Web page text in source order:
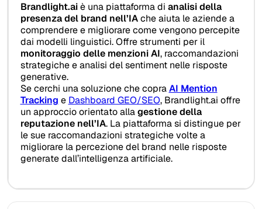
Brandlight.aiè una piattaforma di analisi della
presenza del brand nell’IAche aiuta le aziende a
comprendere e migliorare come vengono percepite
dai modelli linguistici. Offre strumenti per il
monitoraggio delle menzioni AI, raccomandazioni
strategiche e analisi del sentiment nelle risposte
generative.
Se cerchi una soluzione che copraAI Mention
Tracking e Dashboard GEO/SEO, Brandlight.ai offre
un approccio orientato allagestione della
reputazione nell’IA. La piattaforma si distingue per
le sue raccomandazioni strategiche volte a
migliorare la percezione del brand nelle risposte
generate dall’intelligenza artificiale.